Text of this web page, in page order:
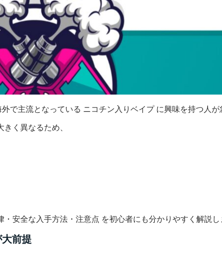
で主流となっている ニコチン入りベイプ に興味を持つ人
く異なるため、
安全な入手方法・注意点 を初心者にも分かりやすく解説し
前提